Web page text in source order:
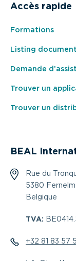
Accès rapide
Formations
Listing
Demande
Trouver un
Trouver un
BEAL
Rue du
5380
Belgique
TVA:
+32 81 83 57